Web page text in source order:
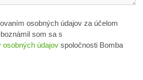
osobných údajov za účelom
som sa s
osobných údajov spoločnosti Bomba